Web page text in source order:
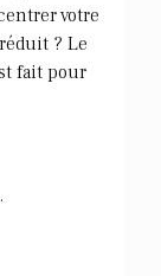
votre
? Le
fait pour